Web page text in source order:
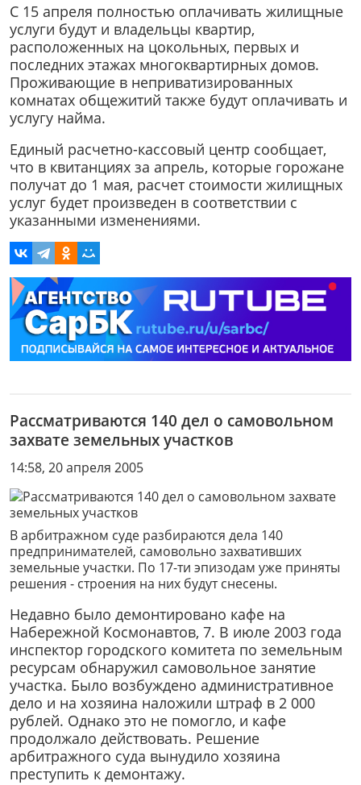
С 15 апреля полностью оплачивать жилищные
услуги будут и владельцы квартир,
расположенных на цокольных, первых и
последних этажах многоквартирных домов.
Проживающие в неприватизированных
комнатах общежитий также будут оплачивать и
услугу найма.
Единый расчетно-кассовый центр сообщает,
что в квитанциях за апрель, которые горожане
получат до 1 мая, расчет стоимости жилищных
услуг будет произведен в соответствии с
указанными изменениями.
Рассматриваются 140 дел о самовольном
захвате земельных участков
14:58, 20 апреля 2005
В арбитражном суде разбираются дела 140
предпринимателей, самовольно захвативших
земельные участки. По 17-ти эпизодам уже приняты
решения - cтроения на них будут снесены.
Недавно было демонтировано кафе на
Набережной Космонавтов, 7. В июле 2003 года
инспектор городского комитета по земельным
ресурсам обнаружил самовольное занятие
участка. Было возбуждено административное
дело и на хозяина наложили штраф в 2 000
рублей. Однако это не помогло, и кафе
продолжало действовать. Решение
арбитражного суда вынудило хозяина
преступить к демонтажу.